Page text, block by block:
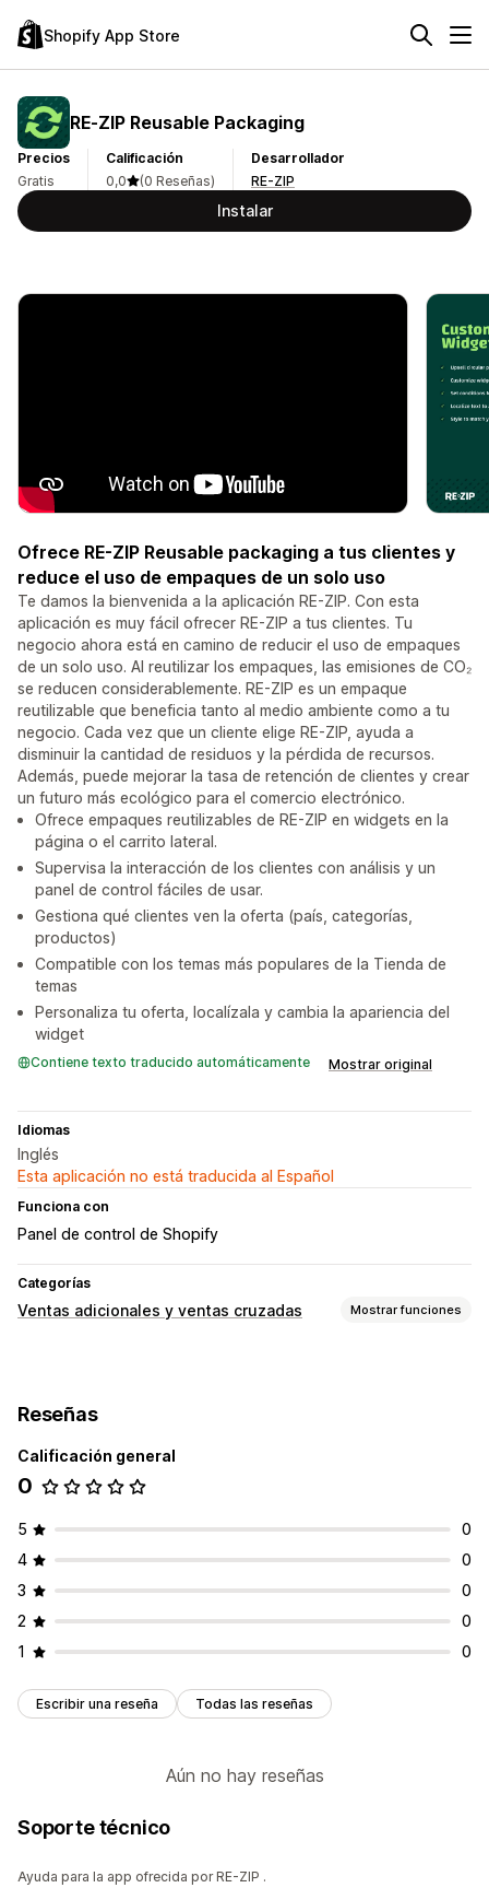
Shopify App Store
RE‑ZIP Reusable Packaging
Precios
Gratis
Calificación
0,0
(0 Reseñas)
Desarrollador
RE-ZIP
Instalar
Ofrece RE-ZIP Reusable packaging a tus clientes y
reduce el uso de empaques de un solo uso
Te damos la bienvenida a la aplicación RE-ZIP. Con esta
aplicación es muy fácil ofrecer RE-ZIP a tus clientes. Tu
negocio ahora está en camino de reducir el uso de empaques
de un solo uso. Al reutilizar los empaques, las emisiones de CO₂
se reducen considerablemente. RE-ZIP es un empaque
reutilizable que beneficia tanto al medio ambiente como a tu
negocio. Cada vez que un cliente elige RE-ZIP, ayuda a
disminuir la cantidad de residuos y la pérdida de recursos.
Además, puede mejorar la tasa de retención de clientes y crear
un futuro más ecológico para el comercio electrónico.
Ofrece empaques reutilizables de RE-ZIP en widgets en la
página o el carrito lateral.
Supervisa la interacción de los clientes con análisis y un
panel de control fáciles de usar.
Gestiona qué clientes ven la oferta (país, categorías,
productos)
Compatible con los temas más populares de la Tienda de
temas
Personaliza tu oferta, localízala y cambia la apariencia del
widget
Contiene texto traducido automáticamente Mostrar original
Idiomas
Inglés
Esta aplicación no está traducida al Español
Funciona con
Panel de control de Shopify
Categorías
Ventas adicionales y ventas cruzadas Mostrar funciones
Reseñas
Calificación general
0
5
0
4
0
3
0
2
0
1
0
Escribir una reseña Todas las reseñas
Aún no hay reseñas
Soporte técnico
Ayuda para la app ofrecida por RE-ZIP .